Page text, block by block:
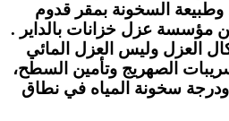
السخونة بمقر قدوم
مؤسسة عزل خزانات بالداير .
العزل وليس العزل المائي
الصهريج وتأمين السطح،
سخونة المياه في نطاق